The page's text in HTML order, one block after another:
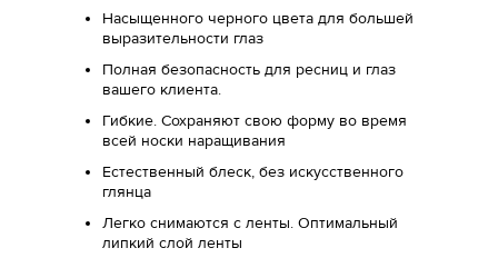
Насыщенного черного цвета для большей
выразительности глаз
Полная безопасность для ресниц и глаз
вашего клиента.
Гибкие. Сохраняют свою форму во время
всей носки наращивания
Естественный блеск, без искусственного
глянца
Легко снимаются с ленты. Оптимальный
липкий слой ленты